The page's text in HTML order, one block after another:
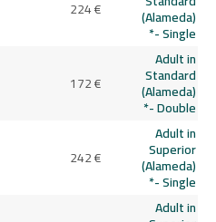
(Alameda)
- Single*
224 €
Adult in
Standard
(Alameda)
- Double*
172 €
Adult in
Superior
(Alameda)
- Single*
242 €
Adult in